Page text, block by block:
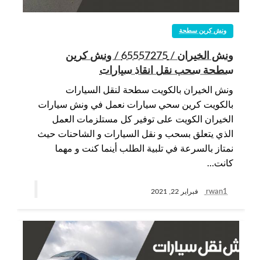
ونش كرين سطحة
ونش الخيران / 65557275 / ونش كرين
سطحة سحب نقل انقاذ سيارات
ونش الخيران بالكويت سطحة لنقل السيارات
بالكويت كرين سحي سيارات نعمل في ونش سيارات
الخيران الكويت على توفير كل مستلزمات العمل
الذي يتعلق بسحب و نقل السيارات و الشاحنات حيث
نمتاز بالسرعة في تلبية الطلب أينما كنت و مهما
كانت…
rwan1 فبراير 22, 2021